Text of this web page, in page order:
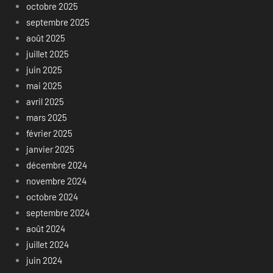
octobre 2025
septembre 2025
août 2025
juillet 2025
juin 2025
mai 2025
avril 2025
mars 2025
février 2025
janvier 2025
décembre 2024
novembre 2024
octobre 2024
septembre 2024
août 2024
juillet 2024
juin 2024